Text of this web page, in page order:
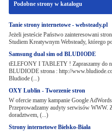
Podobne strony w katalogu
Tanie strony internetowe - websteady.pl
Jeżeli jesteście Państwo zainteresowani
Studiem Kreatywnym Websteady, którego
Samsung dual sim od BLUDIODE
tELEFONY I TABLETY ! Zapraszamy do
BLUDIODE strona : http://
Bludiode (...)
OXY Lublin - Tworzenie stron
W ofercie mamy kampanie Google
Przeprowadzamy audyty serwisów WWW.
doradztwem, (...)
Strony internetowe Bielsko-Biała